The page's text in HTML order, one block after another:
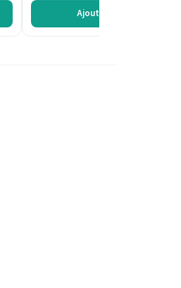
Ajouter